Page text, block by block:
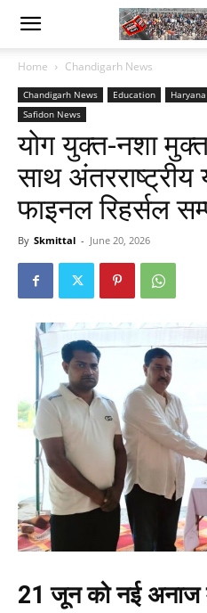
Home Chandigarh News
Chandigarh News Education
Safidon News
योग युक्त-नशा
साथ अंतरराष्ट्रीय
फाइनल रिहर्सल
By Skmittal - June 20, 2026
21 जून को नई अनाज